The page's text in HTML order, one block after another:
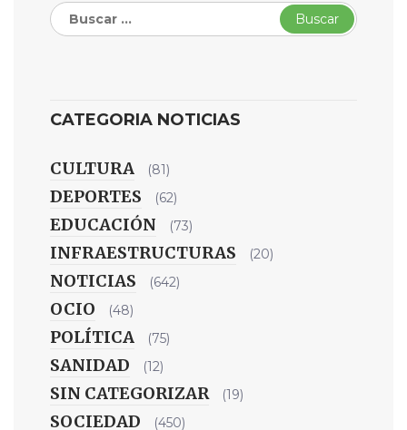
Buscar:
CATEGORIA NOTICIAS
CULTURA (81)
DEPORTES (62)
EDUCACIÓN (73)
INFRAESTRUCTURAS (20)
NOTICIAS (642)
OCIO (48)
POLÍTICA (75)
SANIDAD (12)
SIN CATEGORIZAR (19)
SOCIEDAD (450)